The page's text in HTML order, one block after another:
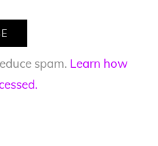
spam. Learn how